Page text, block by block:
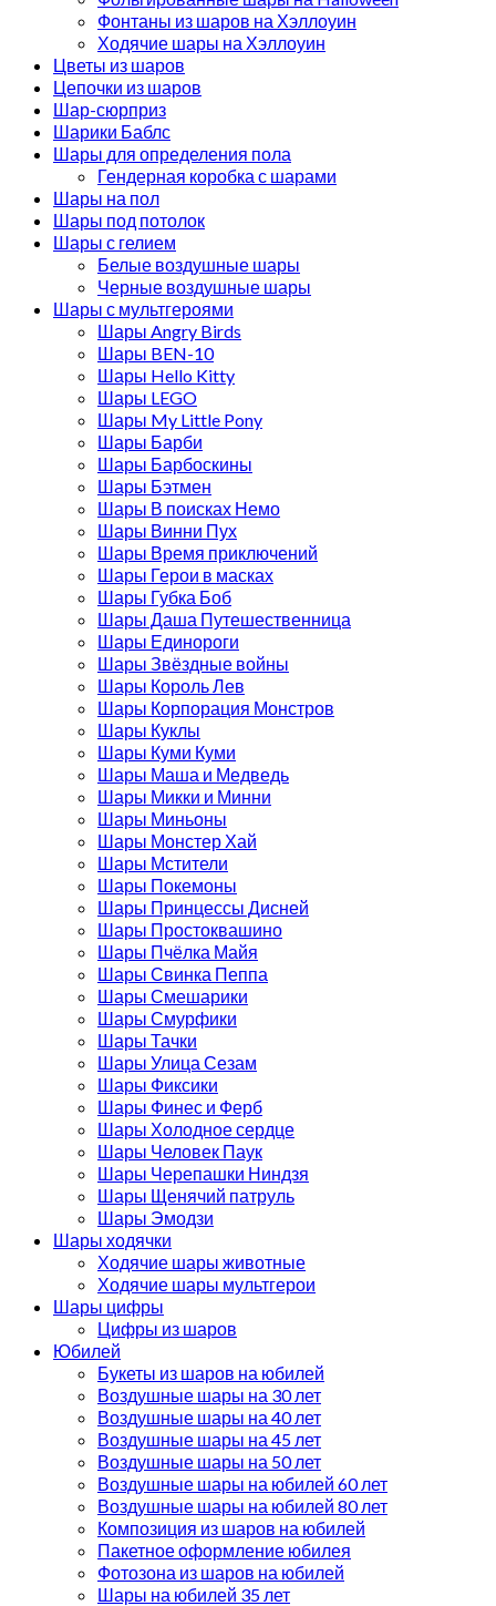
Фонтаны из шаров на Хэллоуин
Ходячие шары на Хэллоуин
Цветы из шаров
Цепочки из шаров
Шар-сюрприз
Шарики Баблс
Шары для определения пола
Гендерная коробка с шарами
Шары на пол
Шары под потолок
Шары с гелием
Белые воздушные шары
Черные воздушные шары
Шары с мультгероями
Шары Angry Birds
Шары BEN-10
Шары Hello Kitty
Шары LEGO
Шары My Little Pony
Шары Барби
Шары Барбоскины
Шары Бэтмен
Шары В поисках Немо
Шары Винни Пух
Шары Время приключений
Шары Герои в масках
Шары Губка Боб
Шары Даша Путешественница
Шары Единороги
Шары Звёздные войны
Шары Король Лев
Шары Корпорация Монстров
Шары Куклы
Шары Куми Куми
Шары Маша и Медведь
Шары Микки и Минни
Шары Миньоны
Шары Монстер Хай
Шары Мстители
Шары Покемоны
Шары Принцессы Дисней
Шары Простоквашино
Шары Пчёлка Майя
Шары Свинка Пеппа
Шары Смешарики
Шары Смурфики
Шары Тачки
Шары Улица Сезам
Шары Фиксики
Шары Финес и Ферб
Шары Холодное сердце
Шары Человек Паук
Шары Черепашки Ниндзя
Шары Щенячий патруль
Шары Эмодзи
Шары ходячки
Ходячие шары животные
Ходячие шары мультгерои
Шары цифры
Цифры из шаров
Юбилей
Букеты из шаров на юбилей
Воздушные шары на 30 лет
Воздушные шары на 40 лет
Воздушные шары на 45 лет
Воздушные шары на 50 лет
Воздушные шары на юбилей 60 лет
Воздушные шары на юбилей 80 лет
Композиция из шаров на юбилей
Пакетное оформление юбилея
Фотозона из шаров на юбилей
Шары на юбилей 35 лет